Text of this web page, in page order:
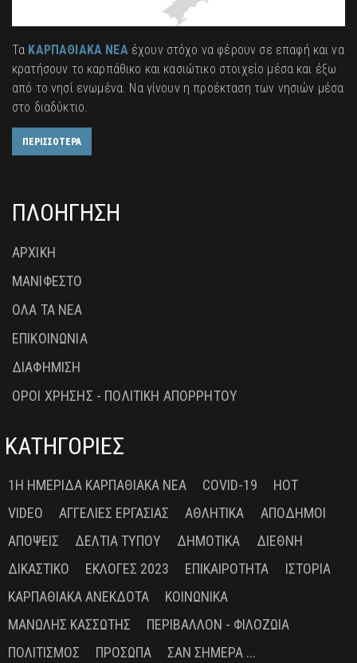
Τα ΚΑΡΠΑΘΙΑΚΑ ΝΕΑέχουν στόχο να φέρουν σε επαφή και να
κρατήσουν το καρπάθικο και κασιώτικο στοιχείο μέσα και έξω
από το νησί ενωμένα. Να γίνουν η προέκταση των νησιών μέσα
στο διαδύκτιο.
ΠΕΡΙΣΣΟΤΕΡΑ
ΠΛΟΗΓΗΣΗ
ΑΡΧΙΚΗ
ΜΑΝΙΦΕΣΤΟ
ΟΛΑ ΤΑ ΝΕΑ
ΕΠΙΚΟΙΝΩΝΙΑ
ΔΙΑΦΗΜΙΣΗ
ΟΡΟΙ ΧΡΗΣΗΣ - ΠΟΛΙΤΙΚΗ ΑΠΟΡΡΗΤΟΥ
ΚΑΤΗΓΟΡΙΕΣ
1Η ΗΜΕΡΊΔΑ ΚΑΡΠΑΘΙΑΚΆ ΝΈΑ COVID-19
HOT
VIDEO
ΑΓΓΕΛΊΕΣ ΕΡΓΑΣΊΑΣ ΑΘΛΗΤΙΚΆ
ΑΠΌΔΗΜΟΙ
ΑΠΌΨΕΙΣ
ΔΕΛΤΊΑ ΤΎΠΟΥ ΔΗΜΟΤΙΚΆ
ΔΙΕΘΝΉ
ΔΙΚΑΣΤΙΚΌ
ΕΚΛΟΓΈΣ 2023 ΕΠΙΚΑΙΡΌΤΗΤΑ
ΙΣΤΟΡΊΑ
ΚΑΡΠΑΘΙΑΚΆ ΑΝΈΚΔΟΤΑ
ΚΟΙΝΩΝΙΚΆ
ΜΑΝΏΛΗΣ ΚΑΣΣΏΤΗΣ
ΠΕΡΙΒΆΛΛΟΝ - ΦΙΛΟΖΩΊΑ
ΠΟΛΙΤΙΣΜΌΣ
ΠΡΌΣΩΠΑ ΣΑΝ ΣΉΜΕΡΑ ...